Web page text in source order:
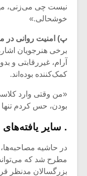
نیست چی می‌زنی،
خوشحالی.»
پ) امنیت روانی در
برخی هنرجویان
آرام، غیررقابتی و
کمک‌کننده بوده‌اند.
«من وقتی وارد
بودن، حس کردم
. سایر
در حاشیه مصاحبه‌ها،
مطرح شد که
بزرگسالان مدنظر